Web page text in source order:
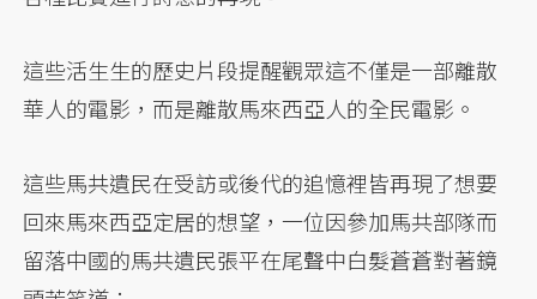
這些活生生的歷史片段提醒觀眾這不僅是一部離散
華人的電影，而是離散馬來西亞人的全民電影。
這些馬共遺民在受訪或後代的追憶裡皆再現了想要
回來馬來西亞定居的想望，一位因參加馬共部隊而
留落中國的馬共遺民張平在尾聲中白髮蒼蒼對著鏡